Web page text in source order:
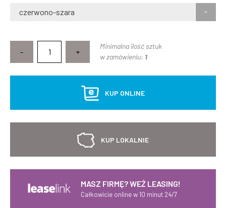
czerwono-szara
- +
Minimalna ilość sztuk
w zamówieniu: 1
KUP ONLINE
KUP LOKALNIE
MASZ FIRMĘ? WEŹ LEASING!
Całkowicie online w 10 minut 24/7